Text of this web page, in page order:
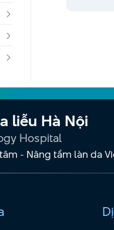
liễu Hà Nội
Hospital
- Nâng tầm làn da